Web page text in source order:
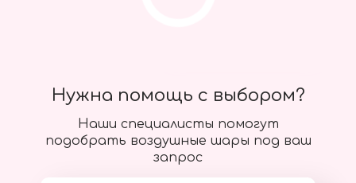
Наши специалисты помогут
подобрать воздушные шары под ваш
запрос
Нужна помощь с выбором?